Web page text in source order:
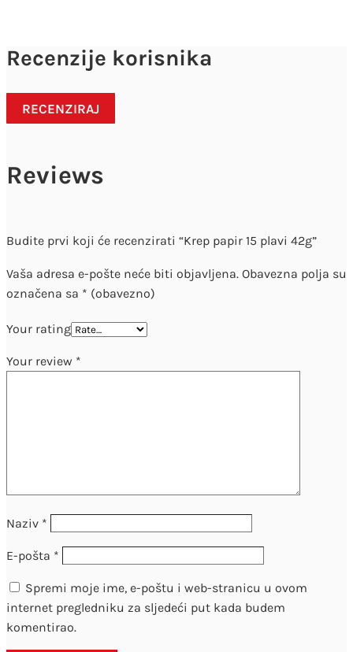
Recenzije korisnika
RECENZIRAJ
Reviews
Budite prvi koji će recenzirati “Krep papir 15 plavi 42g”
Vaša adresa e-pošte neće biti objavljena. Obavezna polja su
označena sa * (obavezno)
Your rating
Your review *
Naziv *
E-pošta *
Spremi moje ime, e-poštu i web-stranicu u ovom
internet pregledniku za sljedeći put kada budem
komentirao.